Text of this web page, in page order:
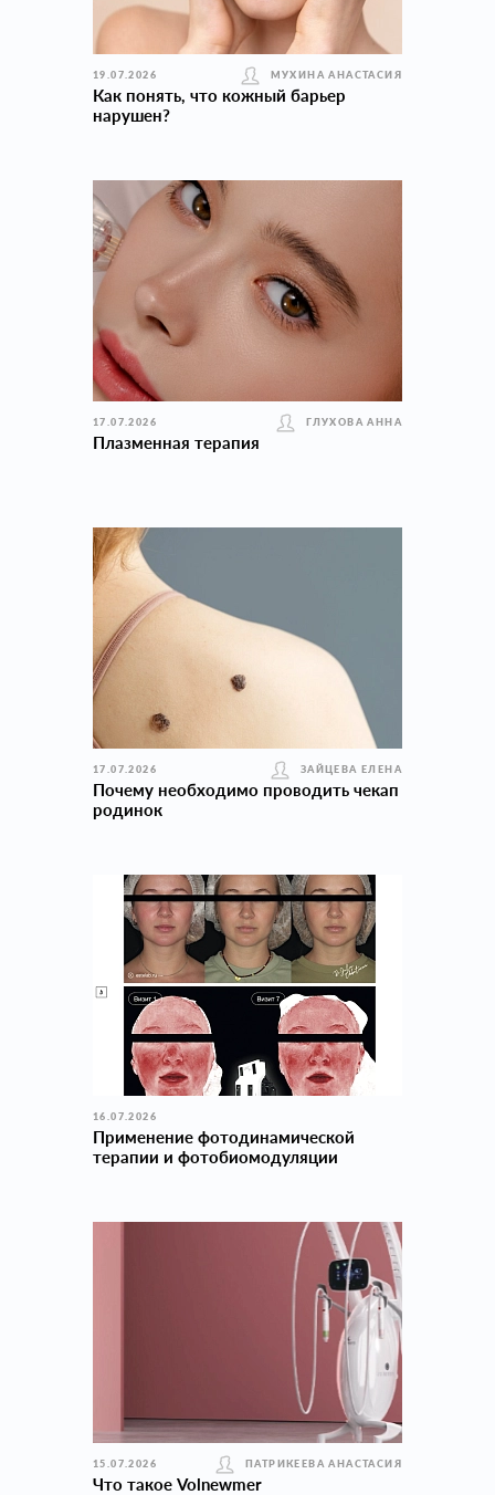
19.07.2026 МУХИНА АНАСТАСИЯ
Как понять, что кожный барьер
нарушен?
17.07.2026 ГЛУХОВА АННА
Плазменная терапия
17.07.2026 ЗАЙЦЕВА ЕЛЕНА
Почему необходимо проводить чекап
родинок
16.07.2026
Применение фотодинамической
терапии и фотобиомодуляции
15.07.2026 ПАТРИКЕЕВА АНАСТАСИЯ
Что такое Volnewmer